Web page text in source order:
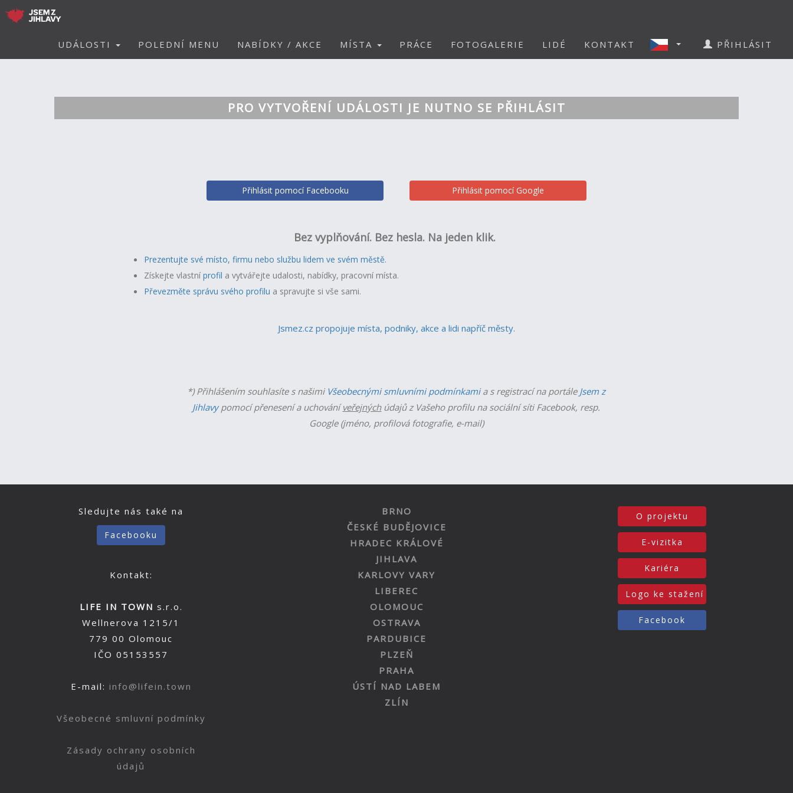
UDÁLOSTI POLEDNÍ MENU NABÍDKY / AKCE MÍSTA PRÁCE FOTOGALERIE LIDÉ KONTAKT PŘIHLÁSIT
PRO VYTVOŘENÍ UDÁLOSTI JE NUTNO SE PŘIHLÁSIT
Přihlásit pomocí Facebooku Přihlásit pomocí Google
Bez vyplňování. Bez hesla. Na jeden klik.
Prezentujte své místo, firmu nebo službu lidem ve svém městě.
Získejte vlastní profil a vytvářejte udalosti, nabídky, pracovní místa.
Převezměte správu svého profilu a spravujte si vše sami.
Jsmez.cz propojuje místa, podniky, akce a lidi napříč městy.
*) Přihlášením souhlasíte s našimi Všeobecnými smluvními podmínkamia s registrací na portále Jsem z
Jihlavypomocí přenesení a uchováníveřejnýchúdajů z Vašeho profilu na sociální síti Facebook, resp.
Google (jméno, profilová fotografie, e-mail)
Sledujte nás také na
Facebooku
Kontakt:
LIFE IN TOWN s.r.o.
Wellnerova 1215/1
779 00 Olomouc
IČO 05153557
E-mail: info@lifein.town
Všeobecné smluvní podmínky
Zásady ochrany osobních
údajů
BRNO
ČESKÉ BUDĚJOVICE
HRADEC KRÁLOVÉ
JIHLAVA
KARLOVY VARY
LIBEREC
OLOMOUC
OSTRAVA
PARDUBICE
PLZEŇ
PRAHA
ÚSTÍ NAD LABEM
ZLÍN
O projektu
E-vizitka
Kariéra
Logo ke stažení
Facebook